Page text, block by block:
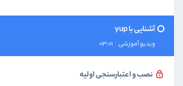
آشنایی با yup
ویدیو آموزشی 03:01
نصب و اعتبارسنجی اولیه